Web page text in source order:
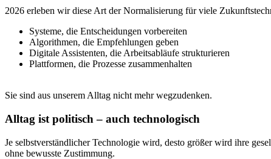
2026 erleben wir diese Art der Normalisierung für viele
Systeme, die Entscheidungen vorbereiten
Algorithmen, die Empfehlungen geben
Digitale Assistenten, die Arbeitsabläufe strukturieren
Plattformen, die Prozesse zusammenhalten
Sie sind aus unserem Alltag nicht mehr wegzudenken.
Alltag ist politisch – auch technologisch
Je selbstverständlicher Technologie wird, desto größer wird ihre
ohne bewusste Zustimmung.